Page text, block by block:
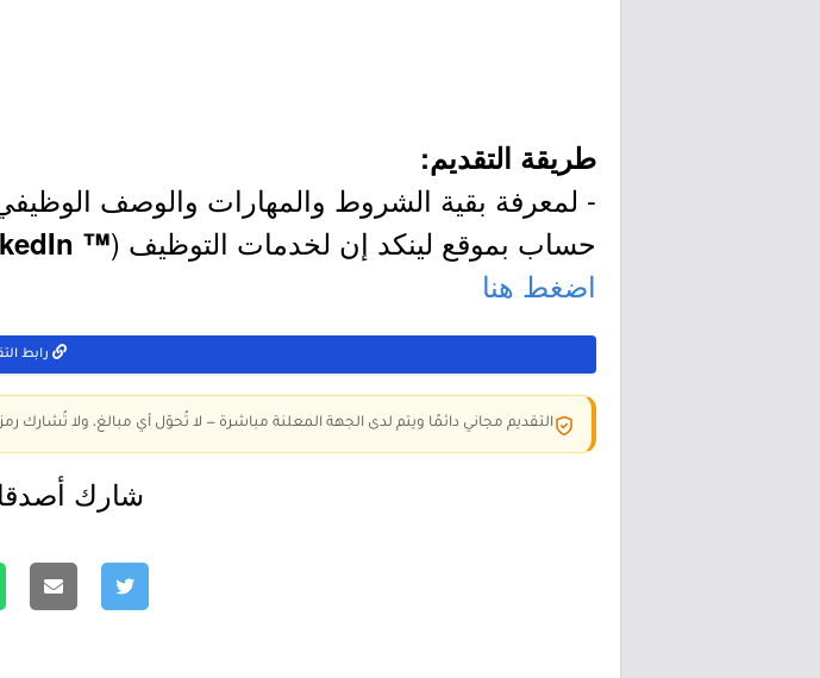
طريقة التقديم:
- لمعرفة بقية الشروط والمهارات والوصف
حساب بموقع لينكد إن لخدمات التوظيف (™ LinkedIn
اضغط هنا
رابط
التقديم مجاني دائمًا ويتم لدى الجهة المعلنة مباشرة — لا تُحوّل أي مبالغ، ولا تُشارك
شارك